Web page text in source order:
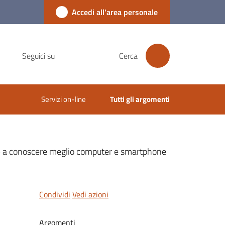
Accedi all'area personale
Seguici su Cerca
Servizi on-line Tutti gli argomenti
conoscere meglio computer e smartphone
Condividi Vedi azioni
Argomenti